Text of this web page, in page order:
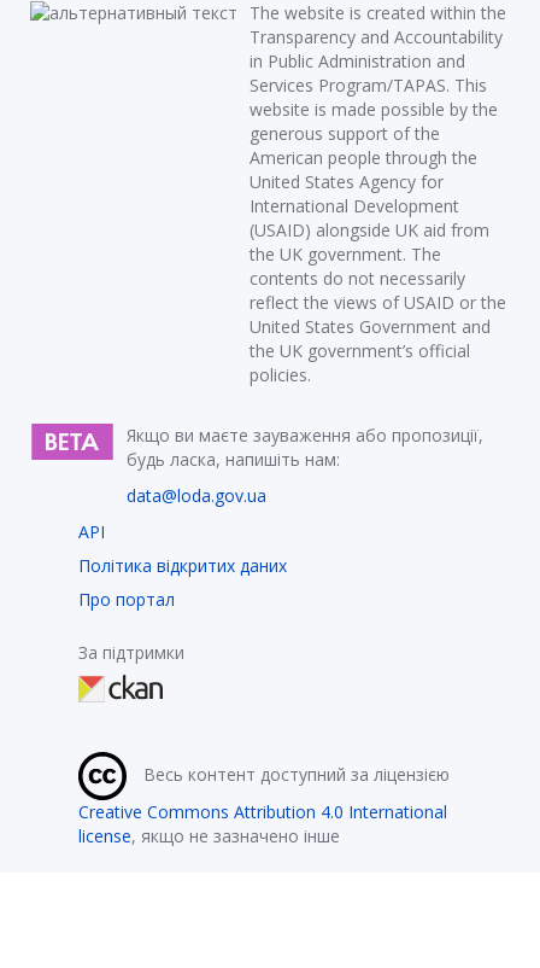
The website is created within the
Transparency and Accountability
in Public Administration and
Services Program/TAPAS. This
website is made possible by the
generous support of the
American people through the
United States Agency for
International Development
(USAID) alongside UK aid from
the UK government. The
contents do not necessarily
reflect the views of USAID or the
United States Government and
the UK government’s official
policies.
Якщо ви маєте зауваження або пропозиції,
будь ласка, напишіть нам:
data@loda.gov.ua
API
Політика відкритих даних
Про портал
За підтримки
Весь контент доступний за ліцензією
Creative Commons Attribution 4.0 International
license, якщо не зазначено інше